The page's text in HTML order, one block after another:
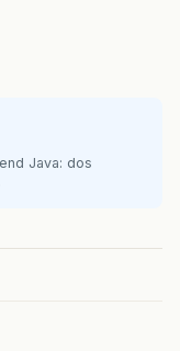
Java: dos